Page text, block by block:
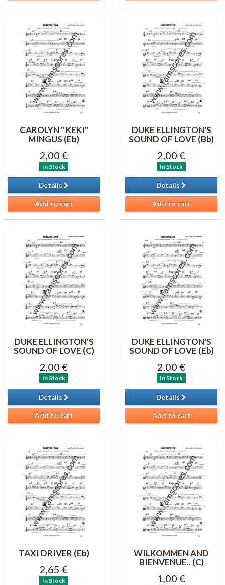
CAROLYN " KEKI"
MINGUS (Eb)
2,00 €
In Stock
Details
Add to cart
DUKE ELLINGTON'S
SOUND OF LOVE (Bb)
2,00 €
In Stock
Details
Add to cart
DUKE ELLINGTON'S
SOUND OF LOVE (C)
2,00 €
In Stock
Details
Add to cart
DUKE ELLINGTON'S
SOUND OF LOVE (Eb)
2,00 €
In Stock
Details
Add to cart
TAXI DRIVER (Eb)
2,65 €
In Stock
WILKOMMEN AND
BIENVENUE.. (C)
1,00 €